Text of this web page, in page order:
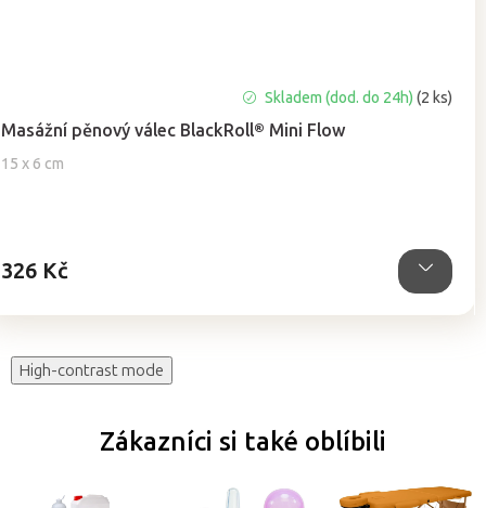
Masážní pěnový válec BlackRoll® Mini Flow
15 x 6 cm
hodnocení
produktu
je
Skladem (dod. do 24h)(2 ks)
326 Kč
High-contrast mode
Zákazníci si také oblíbili